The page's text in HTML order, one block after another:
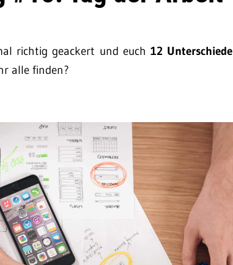
richtig geackert und euch12 Unterschiede
alle finden?